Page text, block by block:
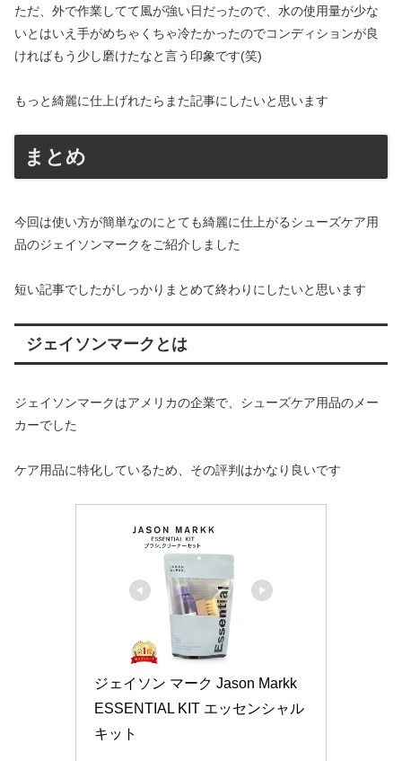
ただ、外で作業してて風が強い日だったので、水の使用量が少な
いとはいえ手がめちゃくちゃ冷たかったのでコンディションが良
ければもう少し磨けたなと言う印象です(笑)
もっと綺麗に仕上げれたらまた記事にしたいと思います
まとめ
今回は使い方が簡単なのにとても綺麗に仕上がるシューズケア用
品のジェイソンマークをご紹介しました
短い記事でしたがしっかりまとめて終わりにしたいと思います
ジェイソンマークとは
ジェイソンマークはアメリカの企業で、シューズケア用品のメー
カーでした
ケア用品に特化しているため、その評判はかなり良いです
ジェイソン マーク Jason Markk
ESSENTIAL KIT エッセンシャル
キット